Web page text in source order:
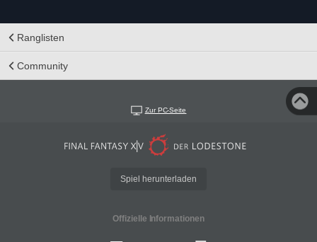
Ranglisten
Community
Zur PC-Seite
Spiel herunterladen
Offizielle Informationen